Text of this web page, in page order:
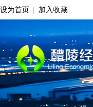
设为首页 | 加入收藏